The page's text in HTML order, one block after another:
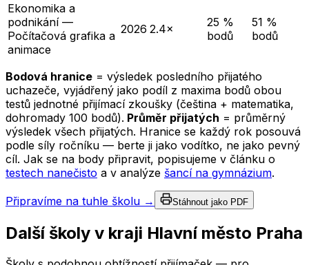
Ekonomika a
podnikání —
Počítačová grafika a
animace
2026 2.4×
25 %
bodů
51 %
bodů
Bodová hranice = výsledek posledního přijatého
uchazeče, vyjádřený jako podíl z maxima bodů obou
testů jednotné přijímací zkoušky (čeština + matematika,
dohromady 100 bodů). Průměr přijatých = průměrný
výsledek všech přijatých. Hranice se každý rok posouvá
podle síly ročníku — berte ji jako vodítko, ne jako pevný
cíl. Jak se na body připravit, popisujeme v článku o
testech nanečisto a v analýze šancí na gymnázium.
Připravíme na tuhle školu → Stáhnout jako PDF
Další školy v kraji Hlavní město Praha